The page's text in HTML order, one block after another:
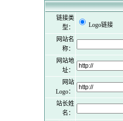
链接类
型：
Logo链接
网站名
称：
网站地
址：
网站
Logo：
站长姓
名：